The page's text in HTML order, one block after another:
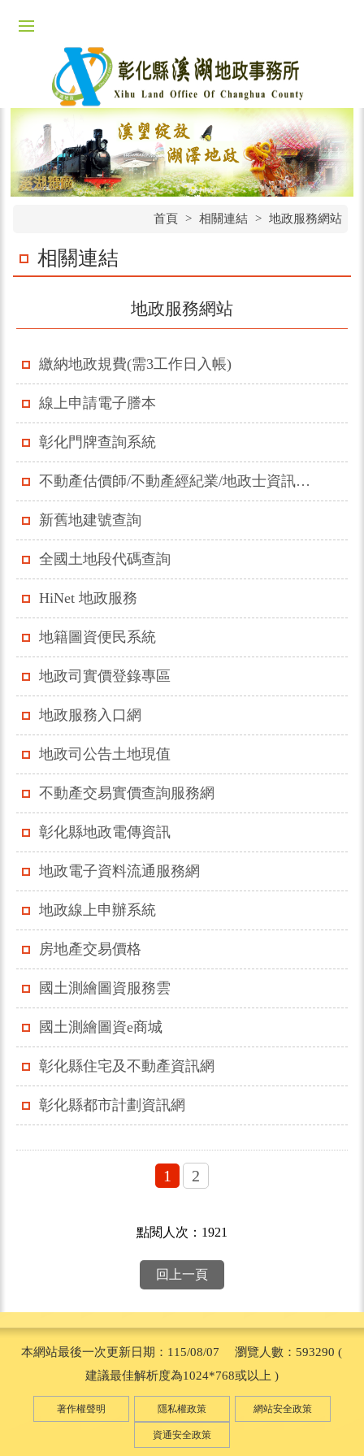
首頁 > 相關連結 > 地政服務網站
相關連結
地政服務網站
繳納地政規費(需3工作日入帳)
線上申請電子謄本
彰化門牌查詢系統
不動產估價師/不動產經紀業/地政士資訊系統
新舊地建號查詢
全國土地段代碼查詢
HiNet 地政服務
地籍圖資便民系統
地政司實價登錄專區
地政服務入口網
地政司公告土地現值
不動產交易實價查詢服務網
彰化縣地政電傳資訊
地政電子資料流通服務網
地政線上申辦系統
房地產交易價格
國土測繪圖資服務雲
國土測繪圖資e商城
彰化縣住宅及不動產資訊網
彰化縣都市計劃資訊網
1 2
點閱人次：1921
回上一頁
本網站最後一次更新日期：115/08/07 瀏覽人數：593290 (
建議最佳解析度為1024*768或以上 )
著作權聲明 隱私權政策 網站安全政策
資通安全政策